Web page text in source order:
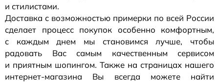
и стилистами.
Доставка с возможностью примерки по всей России
сделает процесс покупок особенно комфортным,
с каждым днем мы становимся лучше, чтобы
радовать Вас самым качественным сервисом
и приятным шопингом. Также на страницах нашего
интернет-магазина Вы всегда можете найти